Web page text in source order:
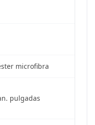
microfibra
pulgadas